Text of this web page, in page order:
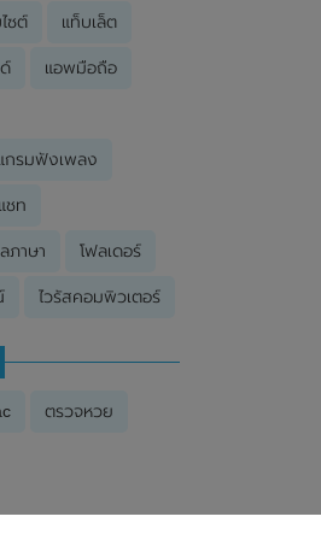
ซต์ แท็บเล็ต
แอพมือถือ
กรมฟังเพลง
ชท
ภาษา โฟลเดอร์
ไวรัสคอมพิวเตอร์
ตรวจหวย